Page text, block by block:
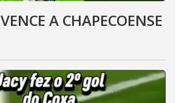
A CHAPECOENSE